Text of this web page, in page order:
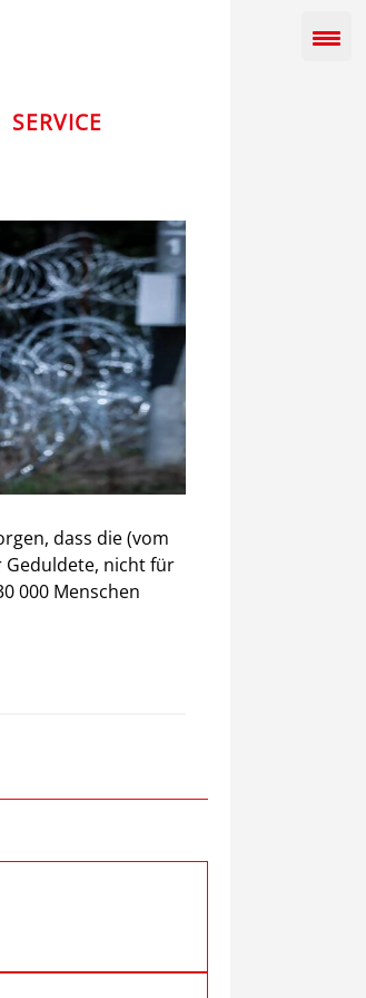
SERVICE
dass die (vom
Geduldete, nicht für
000 Menschen